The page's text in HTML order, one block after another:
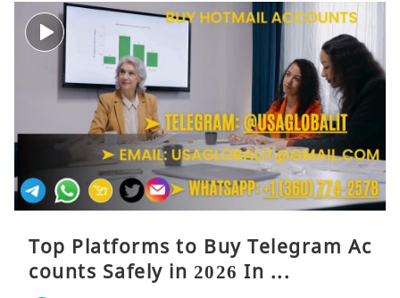
Top Platforms to Buy Telegram Ac
counts Safely in 2026 In ...